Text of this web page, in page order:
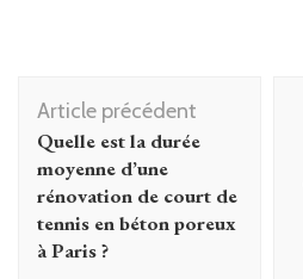
Navigation
d'article
Article précédent
Quelle est la durée
moyenne d’une
rénovation de court de
tennis en béton poreux
à Paris ?